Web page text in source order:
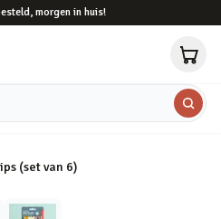
morgen in huis!
(set van 6)